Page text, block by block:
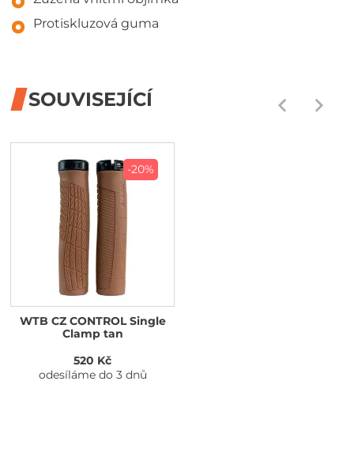
Protiskluzová guma
SOUVISEJÍCÍ
-20%
WTB CZ CONTROL Single
Clamp tan
520 Kč
odesíláme do 3 dnů